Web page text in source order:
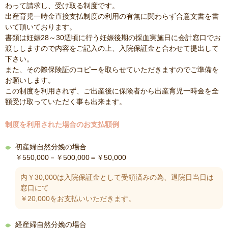
わって請求し、受け取る制度です。
出産育児一時金直接支払制度の利用の有無に関わらず合意文書を書
いて頂いております。
書類は妊娠28～30週頃に行う妊娠後期の採血実施日に会計窓口でお
渡ししますので内容をご記入の上、入院保証金と合わせて提出して
下さい。
また、その際保険証のコピーを取らせていただきますのでご準備を
お願いします。
この制度を利用されず、ご出産後に保険者から出産育児一時金を全
額受け取っていただく事も出来ます。
制度を利用された場合のお支払額例
初産婦自然分娩の場合
￥550,000－￥500,000＝￥50,000
内￥30,000は入院保証金として受領済みの為、退院日当日は
窓口にて
￥20,000をお支払いいただきます。
経産婦自然分娩の場合